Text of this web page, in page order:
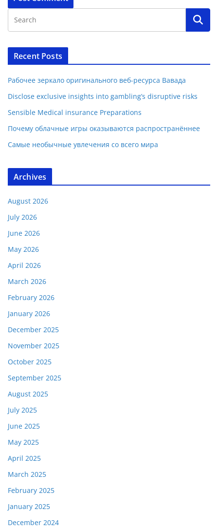
Recent Posts
Рабочее зеркало оригинального веб-ресурса Вавада
Disclose exclusive insights into gambling’s disruptive risks
Sensible Medical insurance Preparations
Почему облачные игры оказываются распространённее
Самые необычные увлечения со всего мира
Archives
August 2026
July 2026
June 2026
May 2026
April 2026
March 2026
February 2026
January 2026
December 2025
November 2025
October 2025
September 2025
August 2025
July 2025
June 2025
May 2025
April 2025
March 2025
February 2025
January 2025
December 2024